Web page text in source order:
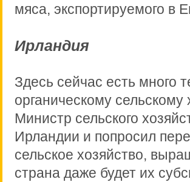
мяса, экспортируемого в
Ирландия
Здесь сейчас есть много
органическому
Министр сельского
Ирландии и попросил
сельское хозяйство,
страна даже будет их